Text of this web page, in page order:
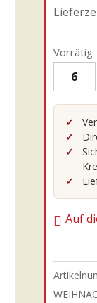
Vorrätig
Menge
Auf